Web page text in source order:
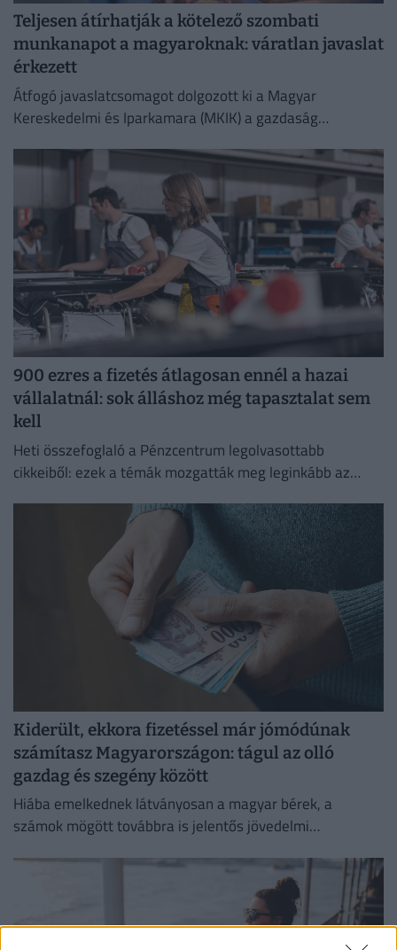
Teljesen átírhatják a kötelező szombati
munkanapot a magyaroknak: váratlan javaslat
érkezett
Átfogó javaslatcsomagot dolgozott ki a Magyar
Kereskedelmi és Iparkamara (MKIK) a gazdaság
kezelése érdekében.
900 ezres a fizetés átlagosan ennél a hazai
vállalatnál: sok álláshoz még tapasztalat sem
kell
Heti összefoglaló a Pénzcentrum legolvasottabb
cikkeiből: ezek a témák mozgatták meg leginkább az
Kiderült, ekkora fizetéssel már jómódúnak
számítasz Magyarországon: tágul az olló
gazdag és szegény között
Hiába emelkednek látványosan a magyar bérek, a
számok mögött továbbra is jelentős jövedelmi